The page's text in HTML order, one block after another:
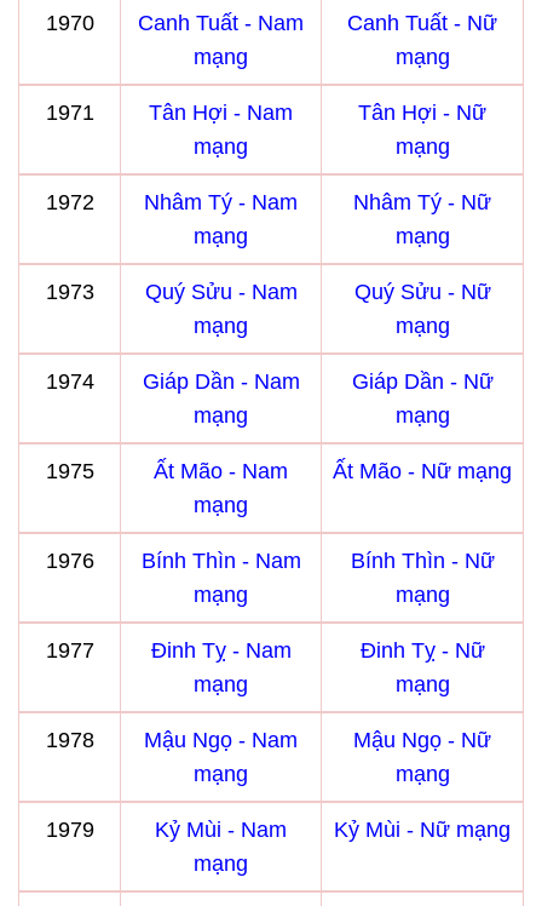
1970
Canh Tuất - Nam
mạng
Canh Tuất - Nữ
mạng
1971
Tân Hợi - Nam
mạng
Tân Hợi - Nữ
mạng
1972
Nhâm Tý - Nam
mạng
Nhâm Tý - Nữ
mạng
1973
Quý Sửu - Nam
mạng
Quý Sửu - Nữ
mạng
1974
Giáp Dần - Nam
mạng
Giáp Dần - Nữ
mạng
1975
Ất Mão - Nam
mạng
Ất Mão - Nữ mạng
1976
Bính Thìn - Nam
mạng
Bính Thìn - Nữ
mạng
1977
Đinh Tỵ - Nam
mạng
Đinh Tỵ - Nữ
mạng
1978
Mậu Ngọ - Nam
mạng
Mậu Ngọ - Nữ
mạng
1979
Kỷ Mùi - Nam
mạng
Kỷ Mùi - Nữ mạng